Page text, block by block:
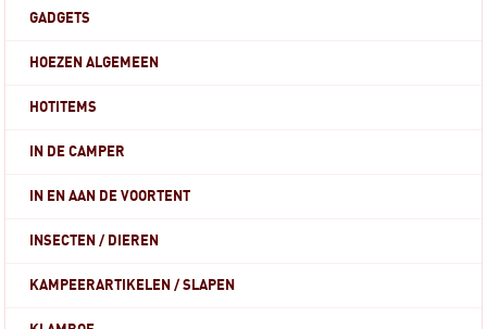
GADGETS
HOEZEN ALGEMEEN
HOTITEMS
IN DE CAMPER
IN EN AAN DE VOORTENT
INSECTEN / DIEREN
KAMPEERARTIKELEN / SLAPEN